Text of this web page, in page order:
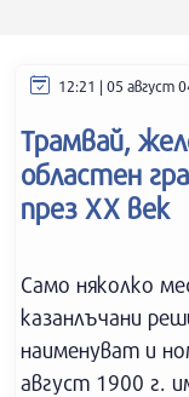
12:21 | 05 август
Трамвай,
областен
през XX век
Само няколко
казанлъчани
наименуват и
август 1900 г.